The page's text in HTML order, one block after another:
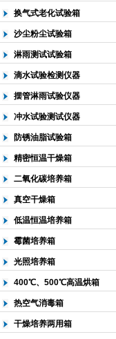
换气式老化试验箱
沙尘粉尘试验箱
淋雨测试试验箱
滴水试验检测仪器
摆管淋雨试验仪器
冲水试验测试仪器
防锈油脂试验箱
精密恒温干燥箱
二氧化碳培养箱
真空干燥箱
低温恒温培养箱
霉菌培养箱
光照培养箱
400℃、500℃高温烘箱
热空气消毒箱
干燥培养两用箱